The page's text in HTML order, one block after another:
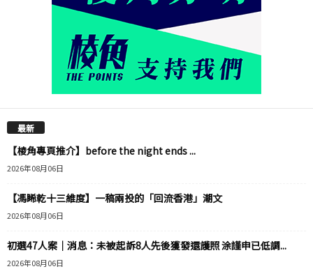
最新
【棱角專頁推介】before the night ends ...
2026年08月06日
【馮睎乾十三維度】一稿兩投的「回流香港」潮文
2026年08月06日
初選47人案｜消息：未被起訴8人先後獲發還護照 涂謹申已低調...
2026年08月06日